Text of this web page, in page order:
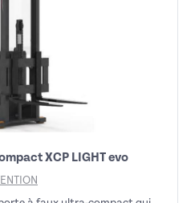
XCP LIGHT evo